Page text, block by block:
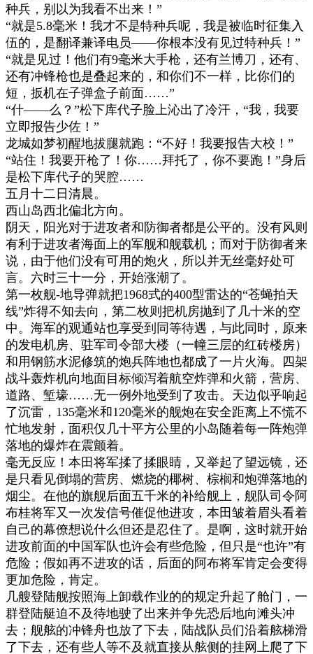
种兵，别以为我看不出来！ ”
“就是5.8毫米！我才不是特种兵呢，我是被临时征集入
伍的，是翻译兼译电员——你根本没有见过特种兵！ ”
“就是见过！他们有9毫米大手枪，还有兰博刀，还有、
还有冲锋枪也是叠起来的，和你们不一样，比你们的
短，扳机在子弹盒子前面……”
“什——么？ ”松下库代子脸上沁出了冷汗， “我，我要
立即报告少佐！ ”
龙城如梦初醒地拔腿就跑： “不好！我要报告大校！ ”
“站住！我要开枪了！你……拜托了，你不要跑！ ”身后
是松下库代子的哭腔……
五月十二日清晨。
西山岛西北偏北方向。
阴天，阳光对于进攻者和防御者都是公平的。没有风则
有利于进攻者海面上的军舰和舰载机；而对于防御者来
说，由于他们没有可用的炮火，所以并无丝毫好处可
言。六时三十一分，开始涨潮了。
第一枚舰-地导弹就把1968式的400型雷达的“苍蝇拍天
线”炸得不知去向，第二枚则把机房抛到了几十米的空
中。海军的观通站也享受到同等待遇，与此同时，原来
的发电机房、驻军司令部大楼（一幢三层的红砖楼房）
和用钢筋水泥修筑的炮兵阵地也都成了一片火海。四架
战斗轰炸机向地面目标倾泻着航空炸弹和火箭，营房、
道路、堑壕……无一例外地受到了攻击。天边似乎响起
了沉雷， 135毫米和120毫米的舰炮在安全距离上不慌不
忙地发射，面积仅几十平方公里的小岛随着每一阵炮弹
落地的爆炸在震颤着。
毫无反应！本田将军揉了揉眼睛，又举起了望远镜，还
是只看见倒塌的营房、燃烧的椰树、棕榈和炮弹落地的
烟尘。在他的旗舰后面五千米的补给舰上，舰队司令阿
布桂将军又一次发信号催促他进攻，本田皱着眉头看着
自己的幕僚想说什么但还是忍住了。是啊，这时就开始
进攻前面的中国军队也许会有些危险，但只是“也许”有
危险；假如再不进攻的话，后面的阿布将军肯定会变得
更加危险，肯定。
几艘登陆舰按照海上卸载作业的的规定升起了舱门，一
群登陆艇迫不及待地驶了出来并争先恐后地向滩头冲
去；舰舷的冲锋舟也放了下去，陆战队员们沿着舷梯滑
了下去，还有些人等不及就直接从舷侧的挂网上爬了下